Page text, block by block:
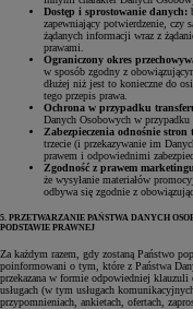
Dostęp i sprostowanie danych:
zapewniający potwierdzenie, czy
żądanych informacji wraz z
prawami.
Ograniczony okres
w sposób zgodny z
dłużej niż jest to konieczne do
tego przepis prawa.
Ochrona w przypadku
Danych Osobowych w przypadku
Zabezpieczenia odnośnie stron
trzecie (i przekazywanie im
prawem i odpowiednimi
Zgodność z prawem
że wysyłanie materiałów
odbywa się zgodnie z
5. PRZETWARZANIE PAŃSTWA DANYCH
PODSTAWIE PRAWNEJ
Za każdym razem, gdy zostaną Państwo
poinformowani o tym, które z Państwa
przekazana w formie odpowiedniej
usługach (w tym usługach
przypomnieniach, ankietach, ofertach,